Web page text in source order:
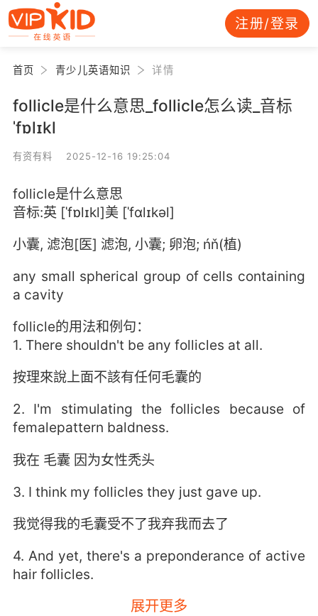
注册/登录
首页 青少儿英语知识 详情
follicle是什么意思_follicle怎么读_音标
ˈfɒlɪkl
有资有料 2025-12-16 19:25:04
follicle是什么意思
音标:英 [ˈfɒlɪkl]美 [ˈfɑlɪkəl]
小囊, 滤泡[医] 滤泡, 小囊; 卵泡; ńň(植)
any small spherical group of cells containing
a cavity
follicle的用法和例句：
1. There shouldn't be any follicles at all.
按理來說上面不該有任何毛囊的
2. I'm stimulating the follicles because of
femalepattern baldness.
我在 毛囊 因为女性秃头
3. I think my follicles they just gave up.
我觉得我的毛囊受不了我弃我而去了
4. And yet, there's a preponderance of active
hair follicles.
可是 她頭皮卻上有很多的活性毛囊
展开更多